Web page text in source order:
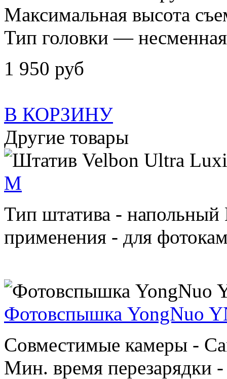
Максимальная высота
Тип головки —
1 950 руб
В КОРЗИНУ
Другие товары
M
Тип штатива - напольный
применения - для
Фотовспышка YongNuo
Совместимые камеры -
Мин. время перезарядки